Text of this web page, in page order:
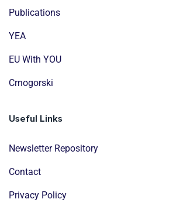
Publications
YEA
EU With YOU
Crnogorski
Useful Links
Newsletter Repository
Contact
Privacy Policy